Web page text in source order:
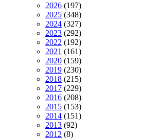
2026 (197)
2025 (348)
2024 (327)
2023 (292)
2022 (192)
2021 (161)
2020 (159)
2019 (230)
2018 (215)
2017 (229)
2016 (208)
2015 (153)
2014 (151)
2013 (92)
2012 (8)